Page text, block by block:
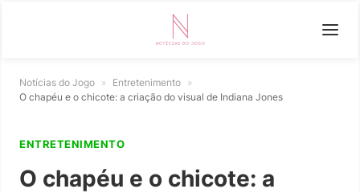
Notícias do Jogo » Entretenimento »
O chapéu e o chicote: a criação do visual de Indiana Jones
ENTRETENIMENTO
O chapéu e o chicote: a